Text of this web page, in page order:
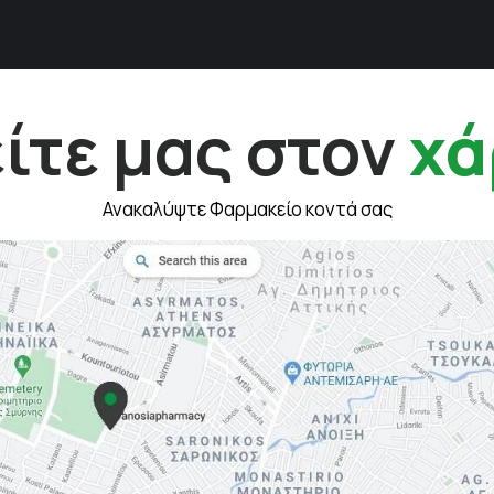
μας στον
Ανακαλύψτε Φαρμακείο κοντά σας